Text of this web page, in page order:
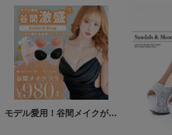
モデル愛用！谷間メイクが実現する激盛りぷるぷる肉厚シリコンブラ[OF08-U]